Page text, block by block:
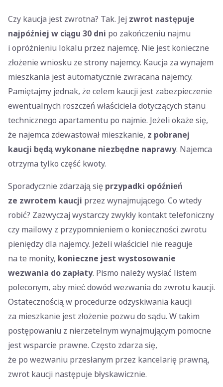
Czy kaucja jest zwrotna? Tak. Jej zwrot następuje
najpóźniej w ciągu 30 dni po zakończeniu najmu
i opróżnieniu lokalu przez najemcę. Nie jest konieczne
złożenie wniosku ze strony najemcy. Kaucja za wynajem
mieszkania jest automatycznie zwracana najemcy.
Pamiętajmy jednak, że celem kaucji jest zabezpieczenie
ewentualnych roszczeń właściciela dotyczących stanu
technicznego apartamentu po najmie. Jeżeli okaże się,
że najemca zdewastował mieszkanie, z pobranej
kaucji będą wykonane niezbędne naprawy. Najemca
otrzyma tylko część kwoty.
Sporadycznie zdarzają się przypadki opóźnień
ze zwrotem kaucji przez wynajmującego. Co wtedy
robić? Zazwyczaj wystarczy zwykły kontakt telefoniczny
czy mailowy z przypomnieniem o konieczności zwrotu
pieniędzy dla najemcy. Jeżeli właściciel nie reaguje
na te monity, konieczne jest wystosowanie
wezwania do zapłaty. Pismo należy wysłać listem
poleconym, aby mieć dowód wezwania do zwrotu kaucji.
Ostatecznością w procedurze odzyskiwania kaucji
za mieszkanie jest złożenie pozwu do sądu. W takim
postępowaniu z nierzetelnym wynajmującym pomocne
jest wsparcie prawne. Często zdarza się,
że po wezwaniu przesłanym przez kancelarię prawną,
zwrot kaucji następuje błyskawicznie.